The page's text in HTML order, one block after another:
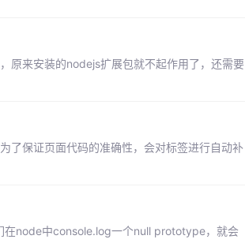
原来安装的nodejs扩展包就不起作用了，还需要
保证页面代码的准确性，会对标签进行自动补
node中console.log一个null prototype，就会